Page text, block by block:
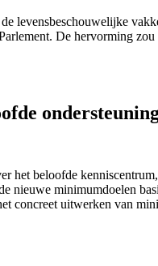
levensbeschouwelijke
De hervorming
het beloofde
nieuwe minimumdoelen
concreet uitwerken van